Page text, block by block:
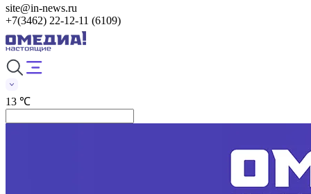
site@in-news.ru
+7(3462) 22-12-11 (6109)
13 ℃